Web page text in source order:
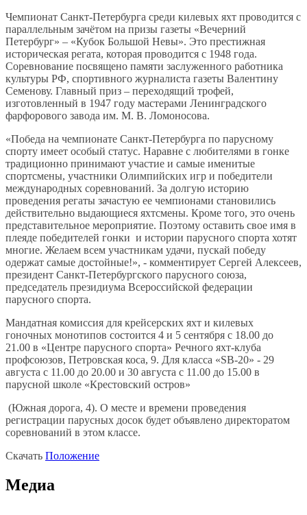
Чемпионат Санкт-Петербурга среди килевых яхт проводится с
параллельным зачётом на призы газеты «Вечерний
Петербург» – «Кубок Большой Невы». Это престижная
историческая регата, которая проводится с 1948 года.
Соревнование посвящено памяти заслуженного работника
культуры РФ, спортивного журналиста газеты Валентину
Семенову. Главный приз – переходящий трофей,
изготовленный в 1947 году мастерами Ленинградского
фарфорового завода им. М. В. Ломоносова.
«Победа на чемпионате Санкт-Петербурга по парусному
спорту имеет особый статус. Наравне с любителями в гонке
традиционно принимают участие и самые именитые
спортсмены, участники Олимпийских игр и победители
международных соревнований. За долгую историю
проведения регаты зачастую ее чемпионами становились
действительно выдающиеся яхтсмены. Кроме того, это очень
представительное мероприятие. Поэтому оставить свое имя в
плеяде победителей гонки и истории парусного спорта хотят
многие. Желаем всем участникам удачи, пускай победу
одержат самые достойные!», - комментирует Сергей Алексеев,
президент Санкт-Петербургского парусного союза,
председатель президиума Всероссийской федерации
парусного спорта.
Мандатная комиссия для крейсерских яхт и килевых
гоночных монотипов состоится 4 и 5 сентября с 18.00 до
21.00 в «Центре парусного спорта» Речного яхт-клуба
профсоюзов, Петровская коса, 9. Для класса «SB-20» - 29
августа с 11.00 до 20.00 и 30 августа с 11.00 до 15.00 в
парусной школе «Крестовский остров»
(Южная дорога, 4). О месте и времени проведения
регистрации парусных досок будет объявлено директоратом
соревнований в этом классе.
Скачать Положение
Медиа